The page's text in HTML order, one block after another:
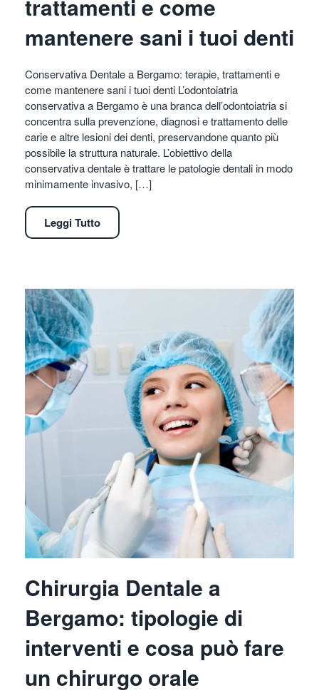
trattamenti e come
mantenere sani i tuoi denti
Conservativa Dentale a Bergamo: terapie, trattamenti e
come mantenere sani i tuoi denti L’odontoiatria
conservativa a Bergamo è una branca dell’odontoiatria si
concentra sulla prevenzione, diagnosi e trattamento delle
carie e altre lesioni dei denti, preservandone quanto più
possibile la struttura naturale. L’obiettivo della
conservativa dentale è trattare le patologie dentali in modo
minimamente invasivo, […]
Leggi Tutto
Chirurgia Dentale a
Bergamo: tipologie di
interventi e cosa può fare
un chirurgo orale